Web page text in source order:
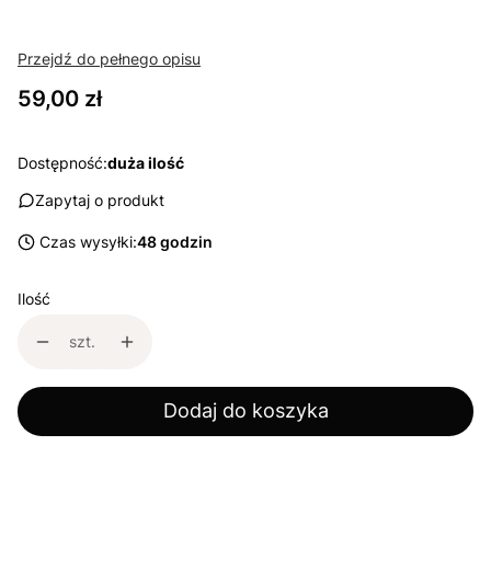
Przejdź do pełnego opisu
Cena
59,00 zł
Dostępność:duża ilość
Zapytaj o produkt
Czas wysyłki:48 godzin
Ilość
szt.
Dodaj do koszyka